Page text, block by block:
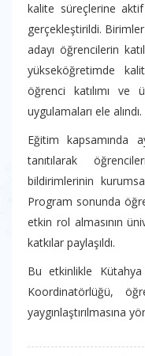
kalite süreçlerine aktif
gerçekleştirildi.
adayı öğrencilerin
yükseköğretimde
öğrenci katılımı ve
uygulamaları ele alındı.
Eğitim kapsamında
tanıtılarak
bildirimlerinin
Program sonunda
etkin rol almasının
katkılar paylaşıldı.
Bu etkinlikle
Koordinatörlüğü,
yaygınlaştırılmasına